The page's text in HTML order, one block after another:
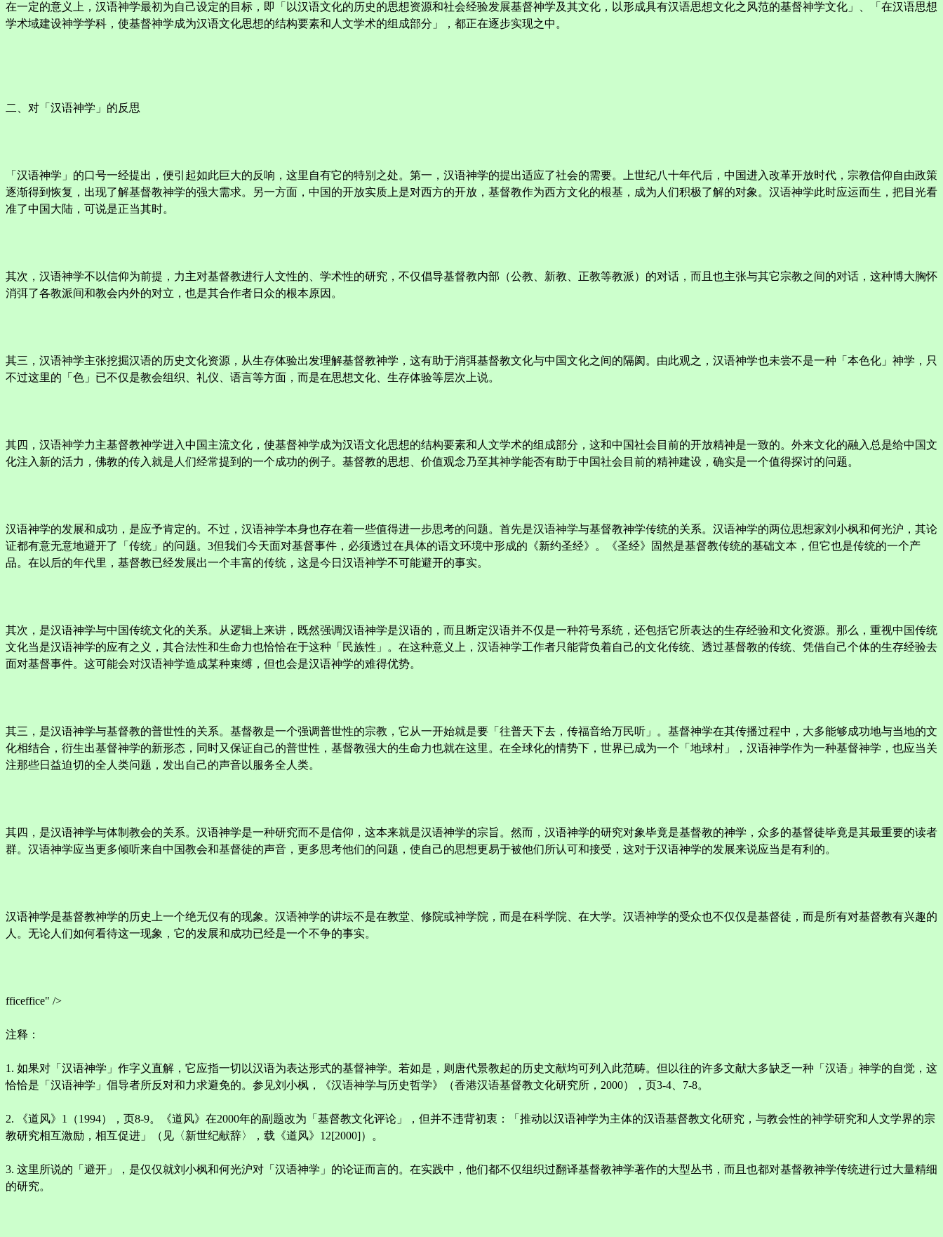
在一定的意义上，汉语神学最初为自己设定的目标，即「以汉语文化的历史的思想资源和社会经验发展基督神学及其文化，以形成具有汉语思想文化之风范的基督神学文化」、「在汉语思想
学术域建设神学学科，使基督神学成为汉语文化思想的结构要素和人文学术的组成部分」，都正在逐步实现之中。
二、对「汉语神学」的反思
「汉语神学」的口号一经提出，便引起如此巨大的反响，这里自有它的特别之处。第一，汉语神学的提出适应了社会的需要。上世纪八十年代后，中国进入改革开放时代，宗教信仰自由政策
逐渐得到恢复，出现了解基督教神学的强大需求。另一方面，中国的开放实质上是对西方的开放，基督教作为西方文化的根基，成为人们积极了解的对象。汉语神学此时应运而生，把目光看
准了中国大陆，可说是正当其时。
其次，汉语神学不以信仰为前提，力主对基督教进行人文性的、学术性的研究，不仅倡导基督教内部（公教、新教、正教等教派）的对话，而且也主张与其它宗教之间的对话，这种博大胸怀
消弭了各教派间和教会内外的对立，也是其合作者日众的根本原因。
其三，汉语神学主张挖掘汉语的历史文化资源，从生存体验出发理解基督教神学，这有助于消弭基督教文化与中国文化之间的隔阂。由此观之，汉语神学也未尝不是一种「本色化」神学，只
不过这里的「色」已不仅是教会组织、礼仪、语言等方面，而是在思想文化、生存体验等层次上说。
其四，汉语神学力主基督教神学进入中国主流文化，使基督神学成为汉语文化思想的结构要素和人文学术的组成部分，这和中国社会目前的开放精神是一致的。外来文化的融入总是给中国文
化注入新的活力，佛教的传入就是人们经常提到的一个成功的例子。基督教的思想、价值观念乃至其神学能否有助于中国社会目前的精神建设，确实是一个值得探讨的问题。
汉语神学的发展和成功，是应予肯定的。不过，汉语神学本身也存在着一些值得进一步思考的问题。首先是汉语神学与基督教神学传统的关系。汉语神学的两位思想家刘小枫和何光沪，其论
证都有意无意地避开了「传统」的问题。3但我们今天面对基督事件，必须透过在具体的语文环境中形成的《新约圣经》。《圣经》固然是基督教传统的基础文本，但它也是传统的一个产
品。在以后的年代里，基督教已经发展出一个丰富的传统，这是今日汉语神学不可能避开的事实。
其次，是汉语神学与中国传统文化的关系。从逻辑上来讲，既然强调汉语神学是汉语的，而且断定汉语并不仅是一种符号系统，还包括它所表达的生存经验和文化资源。那么，重视中国传统
文化当是汉语神学的应有之义，其合法性和生命力也恰恰在于这种「民族性」。在这种意义上，汉语神学工作者只能背负着自己的文化传统、透过基督教的传统、凭借自己个体的生存经验去
面对基督事件。这可能会对汉语神学造成某种束缚，但也会是汉语神学的难得优势。
其三，是汉语神学与基督教的普世性的关系。基督教是一个强调普世性的宗教，它从一开始就是要「往普天下去，传福音给万民听」。基督神学在其传播过程中，大多能够成功地与当地的文
化相结合，衍生出基督神学的新形态，同时又保证自己的普世性，基督教强大的生命力也就在这里。在全球化的情势下，世界已成为一个「地球村」，汉语神学作为一种基督神学，也应当关
注那些日益迫切的全人类问题，发出自己的声音以服务全人类。
其四，是汉语神学与体制教会的关系。汉语神学是一种研究而不是信仰，这本来就是汉语神学的宗旨。然而，汉语神学的研究对象毕竟是基督教的神学，众多的基督徒毕竟是其最重要的读者
群。汉语神学应当更多倾听来自中国教会和基督徒的声音，更多思考他们的问题，使自己的思想更易于被他们所认可和接受，这对于汉语神学的发展来说应当是有利的。
汉语神学是基督教神学的历史上一个绝无仅有的现象。汉语神学的讲坛不是在教堂、修院或神学院，而是在科学院、在大学。汉语神学的受众也不仅仅是基督徒，而是所有对基督教有兴趣的
人。无论人们如何看待这一现象，它的发展和成功已经是一个不争的事实。
fficeffice" />
注释：
1. 如果对「汉语神学」作字义直解，它应指一切以汉语为表达形式的基督神学。若如是，则唐代景教起的历史文献均可列入此范畴。但以往的许多文献大多缺乏一种「汉语」神学的自觉，这
恰恰是「汉语神学」倡导者所反对和力求避免的。参见刘小枫，《汉语神学与历史哲学》（香港汉语基督教文化研究所，2000），页3-4、7-8。
2. 《道风》1（1994），页8-9。《道风》在2000年的副题改为「基督教文化评论」，但并不违背初衷：「推动以汉语神学为主体的汉语基督教文化研究，与教会性的神学研究和人文学界的宗
教研究相互激励，相互促进」（见〈新世纪献辞〉，载《道风》12[2000]）。
3. 这里所说的「避开」，是仅仅就刘小枫和何光沪对「汉语神学」的论证而言的。在实践中，他们都不仅组织过翻译基督教神学著作的大型丛书，而且也都对基督教神学传统进行过大量精细
的研究。